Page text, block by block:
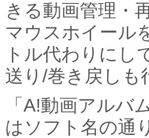
きる動画管理・
マウスホイール
トル代わりにし
送り/巻き戻しも
「A!動画アルバ
はソフト名の通